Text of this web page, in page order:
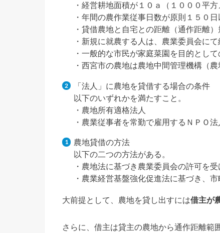
・経営耕地面積が１０ａ（１０００平
・年間の農作業従事日数が原則１５０日
・貸借農地と自宅との距離（通作距離）
・新規に就農する人は、農業委員会に
・一般的な市民が家庭菜園を目的とし
・西宮市の農地は農地中間管理機構（
「法人」に農地を貸借する場合の条件
以下のいずれかを満たすこと。
・農地所有適格法人
・農業従事者を常勤で雇用するＮＰＯ法
農地貸借の方法
以下の二つの方法がある。
・農地法に基づき農業委員会の許可を受
・農業経営基盤強化促進法に基づき、
大前提として、農地を貸し出すには借主が
さらに、借主は貸主の農地から通作距離範